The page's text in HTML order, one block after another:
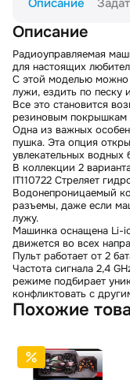
Описание
Описание
Радиоуправляемая
для настоящих
С этой моделью можно
лужи, ездить по песку
Все это становится
резиновым покрышкам
Одна из важных
пушка. Эта опция
увлекательных водных
В коллекции 2
IT110722 Стреляет
Водонепроницаемый
разъемы, даже если
лужу.
Машинка оснащена Li-
движется во всех
Пульт работает от 2
Частота сигнала 2,4
режиме подбирает
конфликтовать с
Похожие